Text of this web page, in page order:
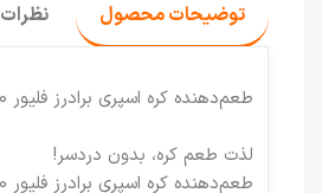
توضیحات محصول نظرات
طعم‌دهنده کره اسپری برادرز فلیور 100 میل
لذت طعم کره، بدون دردسر!